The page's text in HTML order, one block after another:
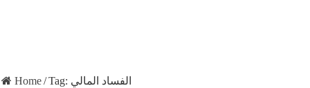
Home/Tag: الفساد المالي